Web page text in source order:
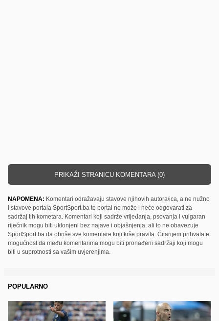
PRIKAŽI STRANICU KOMENTARA (0)
NAPOMENA: Komentari odražavaju stavove njihovih autora/ica, a ne nužno
i stavove portala SportSport.ba te portal ne može i neće odgovarati za
sadržaj tih kometara. Komentari koji sadrže vrijeđanja, psovanja i vulgaran
riječnik mogu biti uklonjeni bez najave i objašnjenja, ali to ne obavezuje
SportSport.ba da obriše sve komentare koji krše pravila. Čitanjem prihvatate
mogućnost da među komentarima mogu biti pronađeni sadržaji koji mogu
biti u suprotnosti sa vašim uvjerenjima.
POPULARNO